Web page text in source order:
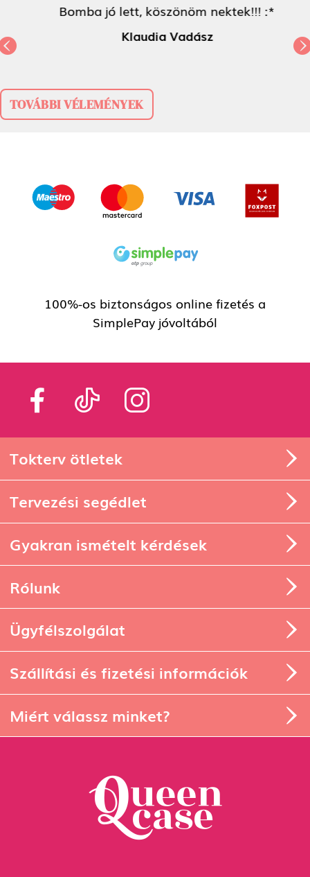
Bomba jó lett, köszönöm
nektek!!! :*
Previous Next
Tervezési segédlet
Gyakran ismételt kérdések
Rólunk
Ügyfélszolgálat
Szállítási és fizetési információk
Miért válassz minket?